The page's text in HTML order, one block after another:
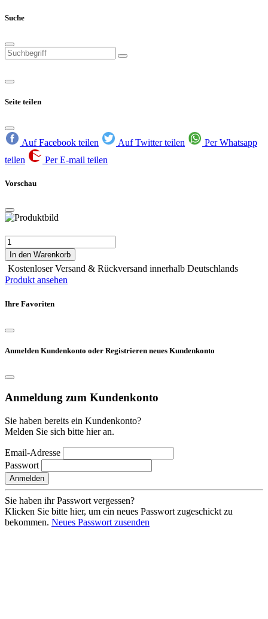
Suche
Seite teilen
Auf Facebook teilen Auf Twitter teilen
Per Whatsapp
teilen
Per E-mail teilen
Vorschau
In den Warenkorb
Kostenloser Versand & Rückversand innerhalb Deutschlands
Produkt ansehen
Ihre Favoriten
Anmelden Kundenkonto oder Registrieren neues Kundenkonto
Anmeldung zum Kundenkonto
Sie haben bereits ein Kundenkonto?
Melden Sie sich bitte hier an.
Email-Adresse
Passwort
Anmelden
Sie haben ihr Passwort vergessen?
Klicken Sie bitte hier, um ein neues Passwort zugeschickt zu
bekommen. Neues Passwort zusenden